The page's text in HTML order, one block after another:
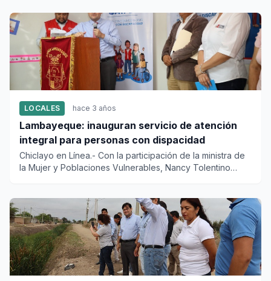
LOCALES hace 3 años
Lambayeque: inauguran servicio de atención
integral para personas con dispacidad
Chiclayo en Línea.- Con la participación de la ministra de
la Mujer y Poblaciones Vulnerables, Nancy Tolentino